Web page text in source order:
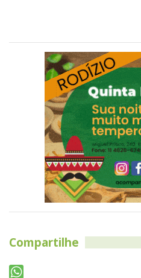
Compartilhe